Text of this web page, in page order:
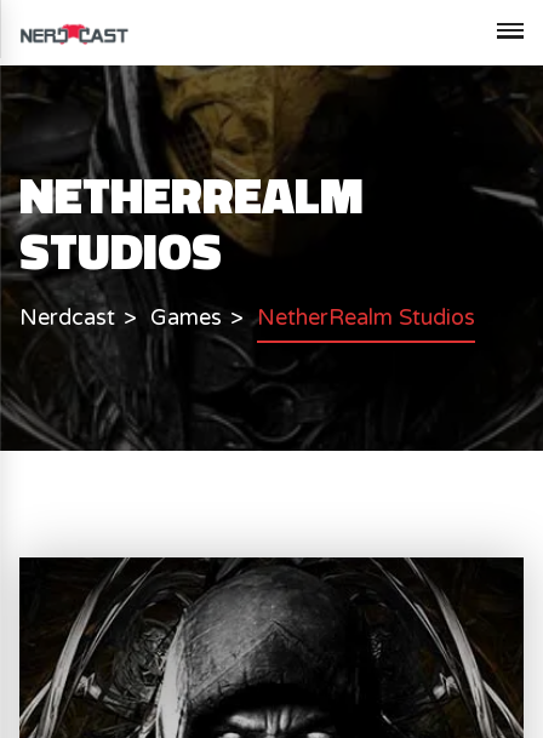
NETHERREALM
STUDIOS
Nerdcast Games NetherRealm Studios